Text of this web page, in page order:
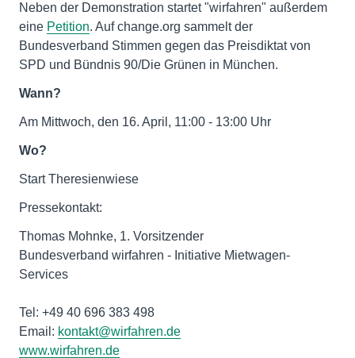
Neben der Demonstration startet "wirfahren" außerdem
eine Petition. Auf change.org sammelt der
Bundesverband Stimmen gegen das Preisdiktat von
SPD und Bündnis 90/Die Grünen in München.
Wann?
Am Mittwoch, den 16. April, 11:00 - 13:00 Uhr
Wo?
Start Theresienwiese
Pressekontakt:
Thomas Mohnke, 1. Vorsitzender
Bundesverband wirfahren - Initiative Mietwagen-
Services
Tel: +49 40 696 383 498
Email: kontakt@wirfahren.de
www.wirfahren.de